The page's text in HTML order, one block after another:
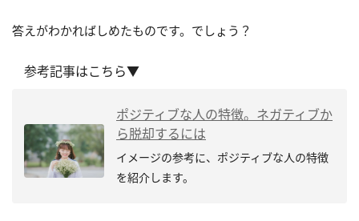
答えがわかればしめたものです。でしょう？
参考記事はこちら▼
ポジティブな人の特徴。ネガティブか
ら脱却するには
イメージの参考に、ポジティブな人の特徴
を紹介します。